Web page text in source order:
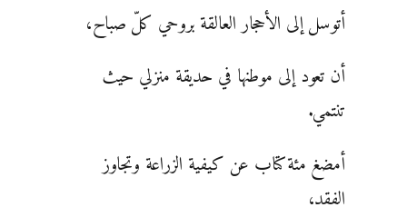
أتوسل إلى الأحجار العالقة بروحي كلّ صباح،
أن تعود إلى موطنها في حديقة منزلي حيث
تنتمي.
أمضغ مئة كتاب عن كيفية الزراعة وتجاوز
الفقد،